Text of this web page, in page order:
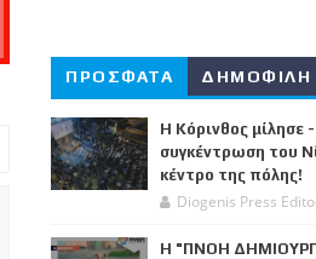
ΠΡΟΣΦΑΤΑ ΔΗΜΟΦΙΛΗ
Η Κόρινθος μίλησε
συγκέντρωση του
κέντρο της πόλης!
Diogenis Press
Η "ΠΝΟΗ